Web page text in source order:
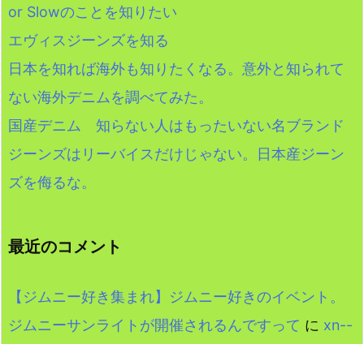
or Slowのことを知りたい
エヴィスジーンズを知る
日本を知れば海外も知りたくなる。意外と知られて
ない海外デニムを調べてみた。
国産デニム 知らない人はもったいない名ブランド
ジーンズはリーバイスだけじゃない。日本産ジーン
ズを侮るな。
最近のコメント
【ジムニー好き集まれ】ジムニー好きのイベント。
ジムニーサンライトが開催されるんですって に xn--